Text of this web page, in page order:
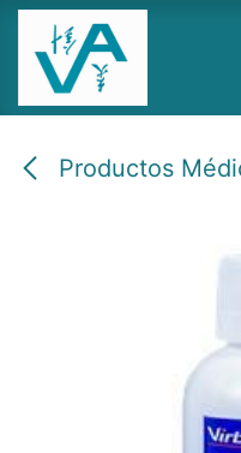
Ir al contenido
Productos